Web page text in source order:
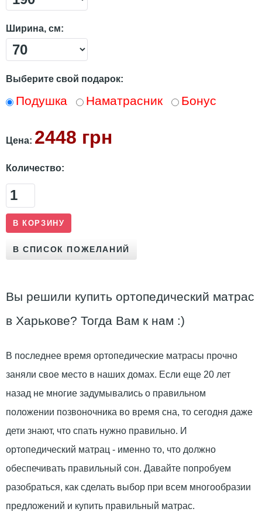
Ширина, см:
Выберите свой подарок:
Подушка Наматрасник Бонус
Цена: 2448 грн
Количество:
Вы решили купить ортопедический матрас
в Харькове? Тогда Вам к нам :)
В последнее время ортопедические матрасы прочно
заняли свое место в наших домах. Если еще 20 лет
назад не многие задумывались о правильном
положении позвоночника во время сна, то сегодня даже
дети знают, что спать нужно правильно. И
ортопедический матрац - именно то, что должно
обеспечивать правильный сон. Давайте попробуем
разобраться, как сделать выбор при всем многообразии
предложений и купить правильный матрас.